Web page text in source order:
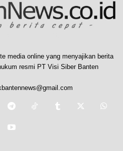
media online yang menyajikan berita
resmi PT Visi Siber Banten